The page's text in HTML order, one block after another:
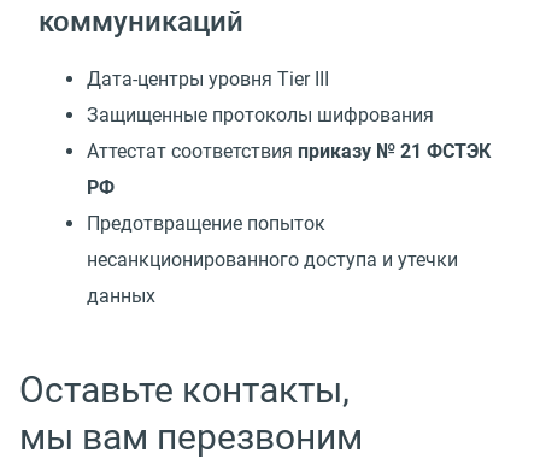
коммуникаций
Дата-центры уровня Tier III
Защищенные протоколы шифрования
Аттестат соответствия приказу № 21 ФСТЭК
РФ
Предотвращение попыток
несанкционированного доступа и утечки
данных
Оставьте контакты,
мы вам перезвоним